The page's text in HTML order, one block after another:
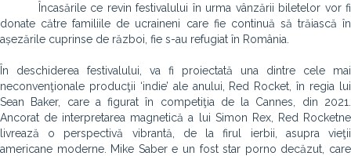
Încasările ce revin festivalului în urma vânzării biletelor vor fi
donate către familiile de ucraineni care fie continuă să trăiască în
așezările cuprinse de război, fie s-au refugiat în România.
În deschiderea festivalului, va fi proiectată una dintre cele mai
neconvenţionale producţii ‘indie’ ale anului, Red Rocket, în regia lui
Sean Baker, care a figurat în competiţia de la Cannes, din 2021.
Ancorat de interpretarea magnetică a lui Simon Rex, Red Rocketne
livrează o perspectivă vibrantă, de la firul ierbii, asupra vieţii
americane moderne. Mike Saber e un fost star porno decăzut, care